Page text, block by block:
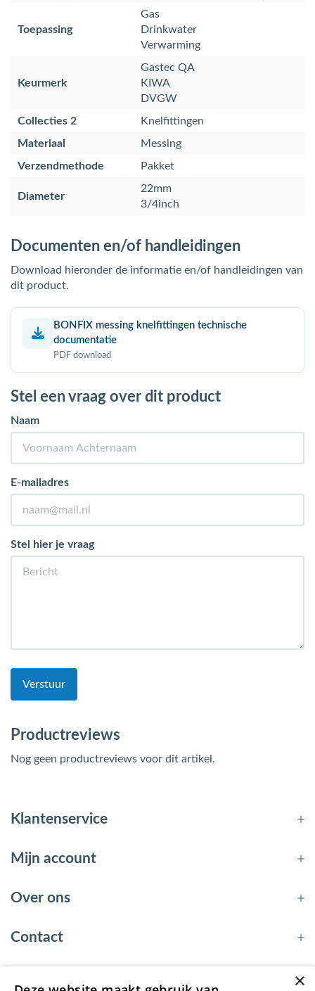
Toepassing
Gas
Drinkwater
Verwarming
Keurmerk
Gastec QA
KIWA
DVGW
Collecties 2
Knelfittingen
Materiaal
Messing
Verzendmethode
Pakket
Diameter
22mm
3/4inch
Documenten en/of handleidingen
Download hieronder de informatie en/of handleidingen van
dit product.
BONFIX messing knelfittingen technische
documentatie
PDF download
Stel een vraag over dit product
Naam
E-mailadres
Stel hier je vraag
Verstuur
Productreviews
Nog geen productreviews voor dit artikel.
Klantenservice
Mijn account
Over ons
Contact
×